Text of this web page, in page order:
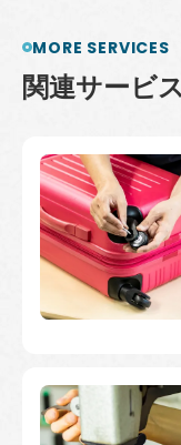
MORE SERVICES
関連サービス